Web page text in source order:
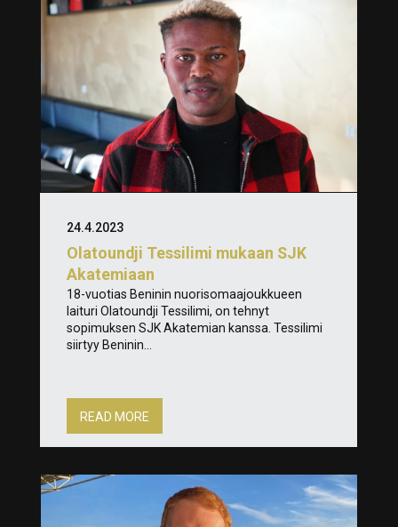
Olatoundji Tessilimi mukaan SJK
Akatemiaan
24.4.2023
18-vuotias Beninin nuorisomaajoukkueen
laituri Olatoundji Tessilimi, on tehnyt
sopimuksen SJK Akatemian kanssa. Tessilimi
siirtyy Beninin...
READ MORE